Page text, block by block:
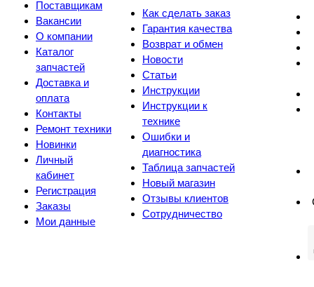
Поставщикам
Вакансии
О компании
Каталог
запчастей
Доставка и
оплата
Контакты
Ремонт техники
Новинки
Личный
кабинет
Регистрация
Заказы
Мои данные
Как сделать заказ
Гарантия качества
Возврат и обмен
Новости
Статьи
Инструкции
Инструкции к
технике
Ошибки и
диагностика
Таблица запчастей
Новый магазин
Отзывы клиентов
Сотрудничество